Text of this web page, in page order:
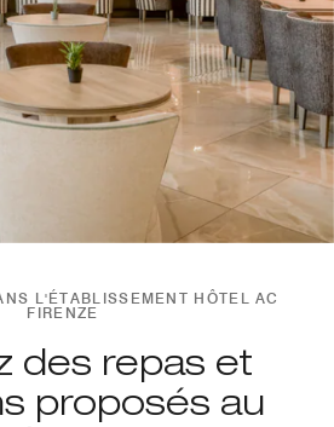
L'ÉTABLISSEMENT HÔTEL AC
FIRENZE
des repas et
proposés au